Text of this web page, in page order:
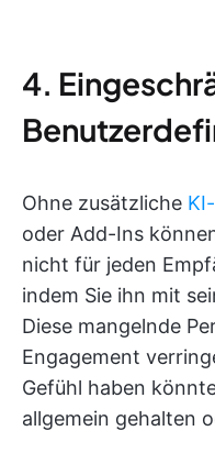
4.
Ohne zusätzliche
oder Add-Ins
nicht für jeden
indem Sie ihn mit
Diese mangelnde
Engagement
Gefühl haben
allgemein gehalten